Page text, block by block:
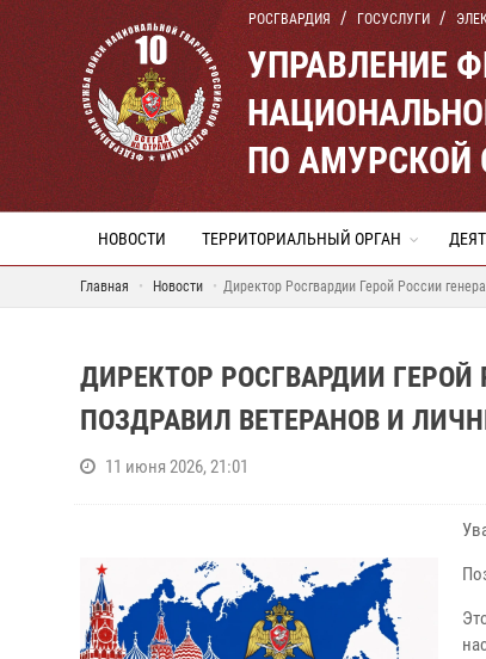
РОСГВАРДИЯ ГОСУСЛУГИ
УПРАВЛЕНИЕ
ПО АМУРСКОЙ
НОВОСТИ ТЕРРИТОРИАЛЬНЫЙ ОРГАН
Главная Новости Директор Росгвардии Герой России
ДИРЕКТОР РОСГВАРДИИ
ПОЗДРАВИЛ ВЕТЕРАНОВ И
11 июня 2026, 21:01